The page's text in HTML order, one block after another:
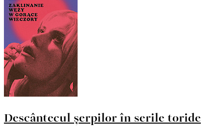
Descântecul șerpilor în serile toride